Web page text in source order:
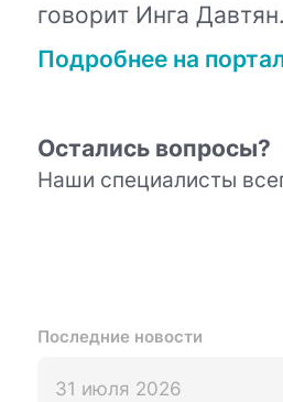
говорит Инга Давтян.
Подробнее на
Остались вопросы?
Наши специалисты
Последние новости
31 июля 2026